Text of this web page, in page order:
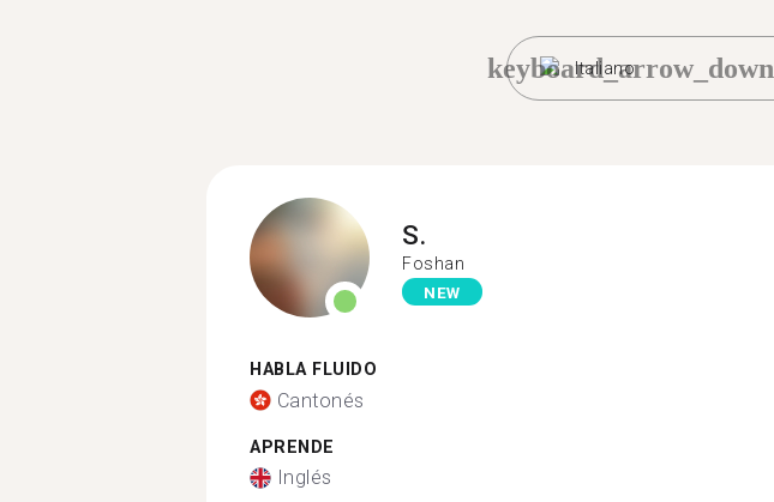
Italiano
keyboard_arrow_down
S.
Foshan
NEW
HABLA FLUIDO
Cantonés
APRENDE
Inglés